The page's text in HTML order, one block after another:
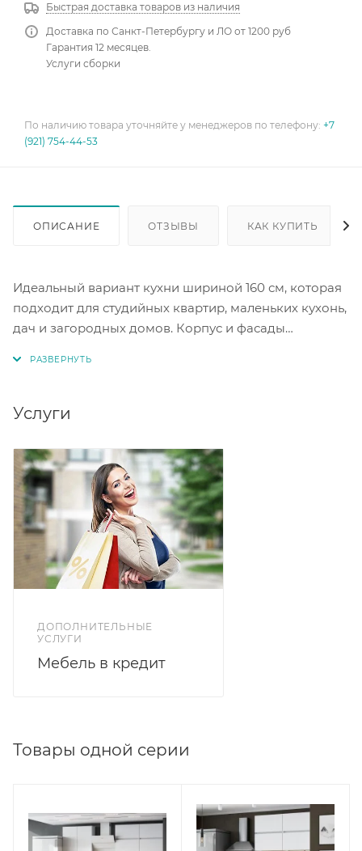
Быстрая доставка товаров из наличия
Доставка по Санкт-Петербургу и ЛО от 1200 руб
Гарантия 12 месяцев.
Услуги сборки
По наличию товара уточняйте у менеджеров по телефону: +7
(921) 754-44-53
ОПИСАНИЕ ОТЗЫВЫ КАК КУПИТЬ
Идеальный вариант кухни шириной 160 см, которая
подходит для студийных квартир, маленьких кухонь,
дач и загородных домов. Корпус и фасады
столом под мойку с распашной дверкой, второй -
Петли накладные без доводчика направляющие
роликовые, опора черная пластиковая высотой 10
см.
Глубина верхних модулей 29,6 см.
Услуги
ДОПОЛНИТЕЛЬНЫЕ
УСЛУГИ
Мебель в кредит
Товары одной серии